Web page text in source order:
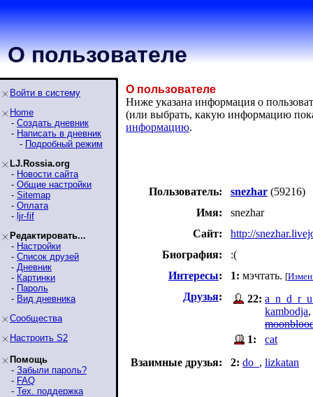
О пользователе
Войти в систему
Home
- Создать дневник
- Написать в дневник
- Подробный режим
LJ.Rossia.org
- Новости сайта
- Общие настройки
- Sitemap
- Оплата
- ljr-fif
Редактировать...
- Настройки
- Список друзей
- Дневник
- Картинки
- Пароль
- Вид дневника
Сообщества
Настроить S2
Помощь
- Забыли пароль?
- FAQ
- Тех. поддержка
О пользователе
Ниже указана информация о
(или выбрать, какую информацию
информацию.
Пользователь: snezhar (59216)
Имя:
snezhar
Сайт:
http://
Биография:
:(
Интересы: 1: мэчтать. [
Друзья: 22:
kambodja,
1:
cat
Взаимные друзья:
2: do_ , lizkatan